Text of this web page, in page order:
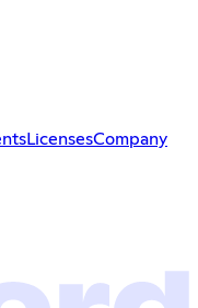
LicensesCompany